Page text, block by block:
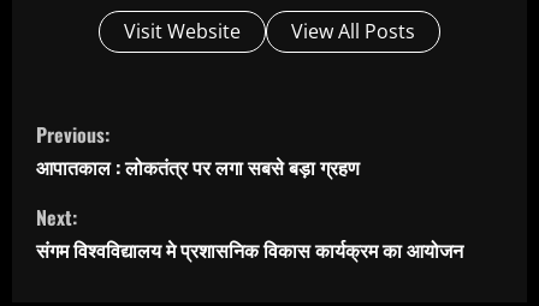
Visit Website View All Posts
C
o
n
t
i
Previous:
आपातकाल : लोकतंत्र पर लगा सबसे बड़ा ग्रहण
Next:
संगम विश्वविद्यालय मे प्रशासनिक विकास कार्यक्रम का आयोजन